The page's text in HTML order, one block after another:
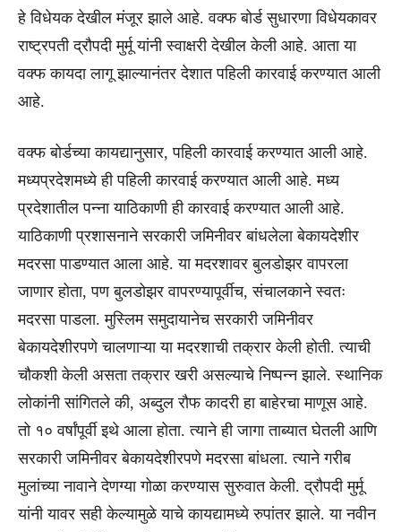
हे विधेयक देखील मंजूर झाले आहे. वक्फ बोर्ड सुधारणा विधेयकावर
राष्ट्रपती द्रौपदी मुर्मू यांनी स्वाक्षरी देखील केली आहे. आता या
वक्फ कायदा लागू झाल्यानंतर देशात पहिली कारवाई करण्यात आली
आहे.
वक्फ बोर्डच्या कायद्यानुसार, पहिली कारवाई करण्यात आली आहे.
मध्यप्रदेशमध्ये ही पहिली कारवाई करण्यात आली आहे. मध्य
प्रदेशातील पन्ना याठिकाणी ही कारवाई करण्यात आली आहे.
याठिकाणी प्रशासनाने सरकारी जमिनीवर बांधलेला बेकायदेशीर
मदरसा पाडण्यात आला आहे. या मदरशावर बुलडोझर वापरला
जाणार होता, पण बुलडोझर वापरण्यापूर्वीच, संचालकाने स्वतः
मदरसा पाडला. मुस्लिम समुदायानेच सरकारी जमिनीवर
बेकायदेशीरपणे चालणाऱ्या या मदरशाची तक्रार केली होती. त्याची
चौकशी केली असता तक्रार खरी असल्याचे निष्पन्न झाले. स्थानिक
लोकांनी सांगितले की, अब्दुल रौफ कादरी हा बाहेरचा माणूस आहे.
तो १० वर्षांपूर्वी इथे आला होता. त्याने ही जागा ताब्यात घेतली आणि
सरकारी जमिनीवर बेकायदेशीरपणे मदरसा बांधला. त्याने गरीब
मुलांच्या नावाने देणग्या गोळा करण्यास सुरुवात केली. द्रौपदी मुर्मू
यांनी यावर सही केल्यामुळे याचे कायद्यामध्ये रुपांतर झाले. या नवीन